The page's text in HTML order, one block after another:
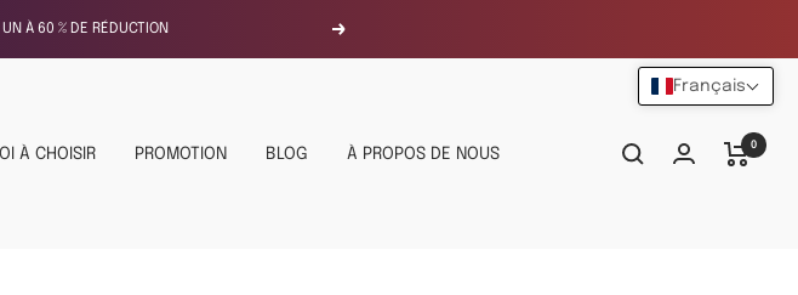
Over $60 Suivant
À CHOISIR PROMOTION BLOG À PROPOS DE NOUS
0
Français